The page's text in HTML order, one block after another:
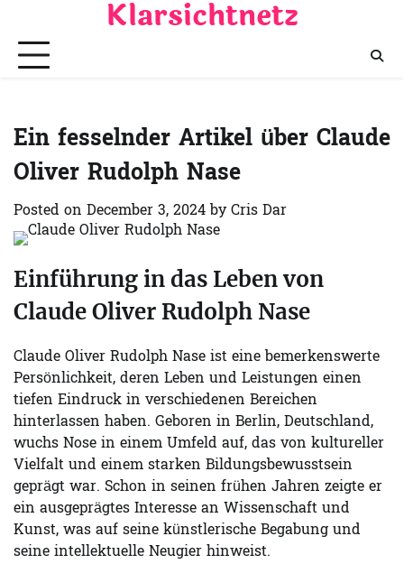
content
Klarsichtnetz
Ein fesselnder Artikel über Claude
Oliver Rudolph Nase
Posted on December 3, 2024byCris Dar
Einführung in das Leben von
Claude Oliver Rudolph Nase
Claude Oliver Rudolph Nase ist eine bemerkenswerte
Persönlichkeit, deren Leben und Leistungen einen
tiefen Eindruck in verschiedenen Bereichen
hinterlassen haben. Geboren in Berlin, Deutschland,
wuchs Nose in einem Umfeld auf, das von kultureller
Vielfalt und einem starken Bildungsbewusstsein
geprägt war. Schon in seinen frühen Jahren zeigte er
ein ausgeprägtes Interesse an Wissenschaft und
Kunst, was auf seine künstlerische Begabung und
seine intellektuelle Neugier hinweist.